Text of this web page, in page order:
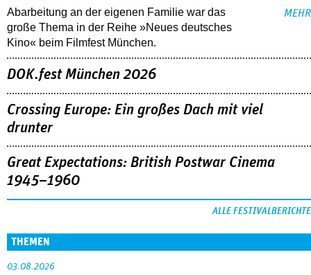
Abarbeitung an der eigenen Familie war das
große Thema in der Reihe »Neues deutsches
Kino« beim Filmfest München.
MEHR
DOK.fest München 2026
Crossing Europe: Ein großes Dach mit viel
drunter
Great Expectations: British Postwar Cinema
1945–1960
ALLE FESTIVALBERICHTE
THEMEN
03.08.2026